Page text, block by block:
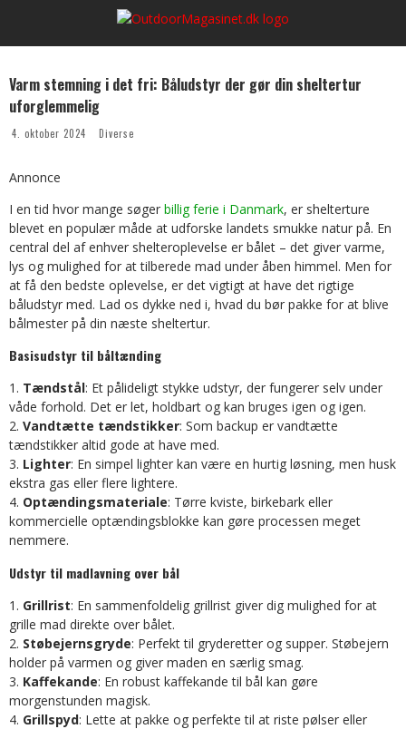
Varm stemning i det fri: Båludstyr der gør din sheltertur
uforglemmelig
4. oktober 2024 Diverse
Annonce
I en tid hvor mange søger billig ferie i Danmark, er shelterture
blevet en populær måde at udforske landets smukke natur på. En
central del af enhver shelteroplevelse er bålet – det giver varme,
lys og mulighed for at tilberede mad under åben himmel. Men for
at få den bedste oplevelse, er det vigtigt at have det rigtige
båludstyr med. Lad os dykke ned i, hvad du bør pakke for at blive
bålmester på din næste sheltertur.
Basisudstyr til båltænding
Tændstål: Et pålideligt stykke udstyr, der fungerer selv under
våde forhold. Det er let, holdbart og kan bruges igen og igen.
Vandtætte tændstikker: Som backup er vandtætte
tændstikker altid gode at have med.
Lighter: En simpel lighter kan være en hurtig løsning, men husk
ekstra gas eller flere lightere.
Optændingsmateriale: Tørre kviste, birkebark eller
kommercielle optændingsblokke kan gøre processen meget
nemmere.
Udstyr til madlavning over bål
Grillrist: En sammenfoldelig grillrist giver dig mulighed for at
grille mad direkte over bålet.
Støbejernsgryde: Perfekt til gryderetter og supper. Støbejern
holder på varmen og giver maden en særlig smag.
Kaffekande: En robust kaffekande til bål kan gøre
morgenstunden magisk.
Grillspyd: Lette at pakke og perfekte til at riste pølser eller